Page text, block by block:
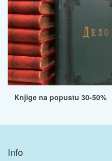
Knjige na popustu 30-50%
Info